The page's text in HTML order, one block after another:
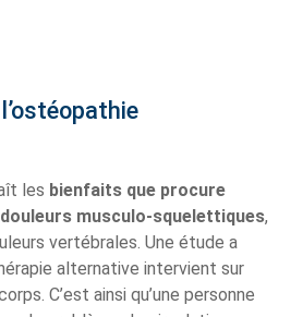
les bienfaits que procure
musculo-squelettiques,
vertébrales. Une étude a
alternative intervient sur
C’est ainsi qu’une personne